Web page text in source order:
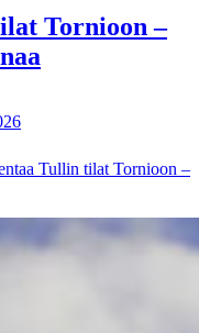
Tornioon –
Tullin tilat Tornioon –